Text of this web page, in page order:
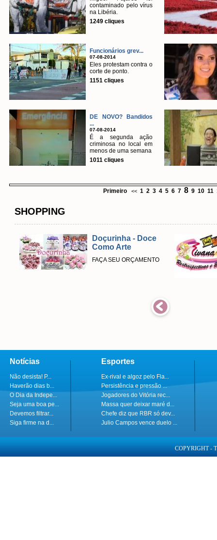
contaminado pelo vírus
na Libéria.
1249 cliques
Funcionários grev...
07-08-2014
Eles protestam contra o
corte de ponto.
1151 cliques
DE NOVO? Bandidos
...
07-08-2014
É a segunda ação
criminosa no local em
menos de uma semana
1011 cliques
Primeiro << 1 2 3 4 5 6 7 8 9 10 11
SHOPPING
Doçurinha - Doce
Como Arte
FAÇA SEU ORÇAMENTO
Notícias
Não desista! P...
Haverão dias b...
O Dia da Indepe...
Seja uma boa pe...
Devemos filtrar...
Siga firme na d...
Esportes
Ex-rival e algoz pelo Fla...
Persistência e pressão ...
Jogadores do Vitória rec...
Massa quer deixar maré d...
Chefe diz que RBR só dev...
Julio Campos vence duelo ...
COPYRIGHT -